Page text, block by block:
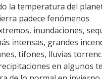
la temperatura del
padece fenómenos
inundaciones,
intensas, grandes
tifones, lluvias
en algunos